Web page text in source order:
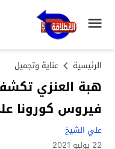
الرئيسية عناية وتجميل
هبة العنزي
فيروس كورونا
علي الشيخ
22 يوليو 2021